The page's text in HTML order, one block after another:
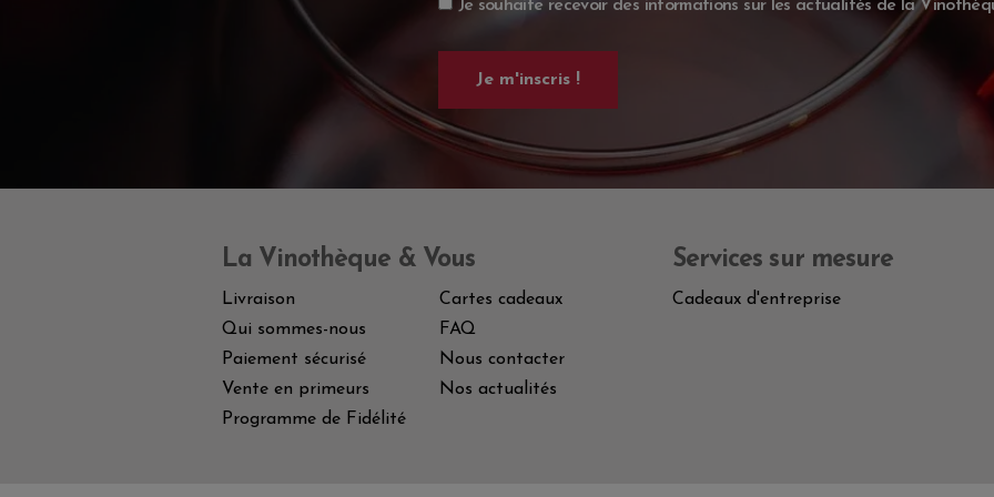
Je souhaite recevoir des informations sur les actualités de la
La Vinothèque & Vous
Livraison
Qui sommes-nous
Paiement sécurisé
Vente en primeurs
Programme de Fidélité
Cartes cadeaux
FAQ
Nous contacter
Nos actualités
Services sur mesure
Cadeaux d'entreprise